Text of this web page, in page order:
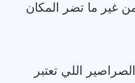
غير ما تضر المكان
اللي تعتبر